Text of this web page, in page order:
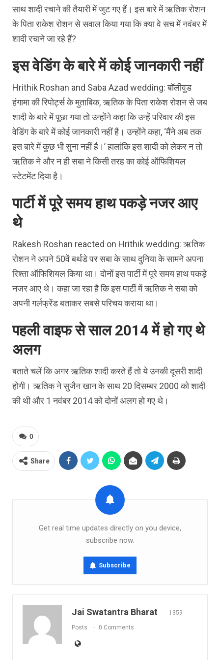
साथ शादी रचाने की तैयारी में जुट गए हैं। इस बारे में ऋतिक रोशन
के पिता राकेश रोशन से सवाल किया गया कि क्या वे सच में नवंबर में
शादी रचाने जा रहे हैं?
इस वेडिंग के बारे में कोई जानकारी नहीं
Hrithik Roshan and Saba Azad wedding: बॉलीवुड
हंगामा की रिपोर्ट्स के मुताबिक, ऋतिक के पिता राकेश रोशन से जब
शादी के बारे में पूछा गया तो उन्होंने कहा कि उन्हें परिवार की इस
वेडिंग के बारे में कोई जानकारी नहीं है। उन्होंने कहा, ‘मैंने अब तक
इस बारे में कुछ भी सुना नहीं है।’ हालांकि इस शादी को लेकर न तो
ऋतिक ने और न ही सबा ने किसी तरह का कोई ऑफिशियल
स्टेटमेंट दिया है।
पार्टी में पूरे समय हाथ पकड़े नजर आए
थे
Rakesh Roshan reacted on Hrithik wedding: ऋतिक
रोशन ने अपने 50वें बर्थडे पर सबा के साथ दुनिया के सामने अपना
रिश्ता ऑफिशियल किया था। दोनों इस पार्टी में पूरे समय हाथ पकड़े
नजर आए थे। कहा जा रहा है कि इस पार्टी में ऋतिक ने सबा को
अपनी गर्लफ्रेंड बताकर सबसे परिचय कराया था।
पहली वाइफ से साल 2014 में हो गए थे
अलग
बताते चलें कि अगर ऋतिक शादी करते हैं तो ये उनकी दूसरी शादी
होगी। ऋतिक ने सुजैन खान के साथ 20 दिसम्बर 2000 को शादी
की थी और 1 नवंबर 2014 को दोनों अलग हो गए थे।
0
Share
Get real time updates directly on you device,
subscribe now.
Subscribe
Jai Swatantra Bharat 1359
Posts 0 Comments